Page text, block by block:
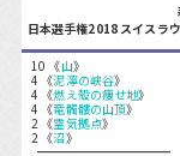
日本選手権2018 スイスラ
10 《山》
4 《泥濘の峡谷》
4 《燃え殻の痩せ地》
4 《竜髑髏の山頂》
2 《霊気拠点》
2 《沼》